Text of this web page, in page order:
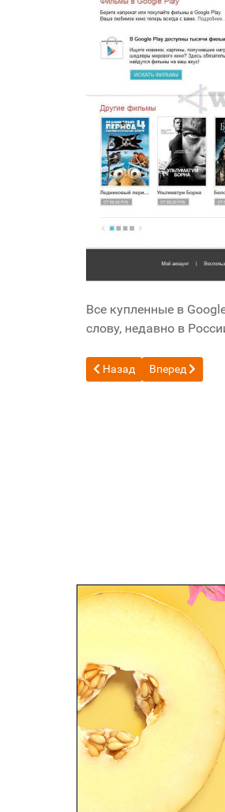
Все купленные в
слову, недавно в
Предыдущий: Установка
Назад Следующий:
Вперед